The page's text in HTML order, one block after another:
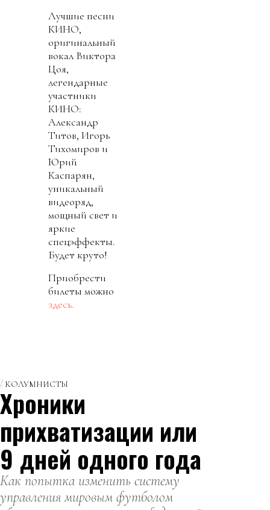
Лучшие песни
КИНО,
оригинальный
вокал Виктора
Цоя,
легендарные
участники
КИНО:
Александр
Титов, Игорь
Тихомиров и
Юрий
Каспарян,
уникальный
видеоряд,
мощный свет и
яркие
спецэффекты.
Будет круто!
Приобрести
билеты можно
здесь.
КОЛУМНИСТЫ
Хроники
прихватизации или
9 дней одного года
Как попытка изменить систему
управления мировым футболом